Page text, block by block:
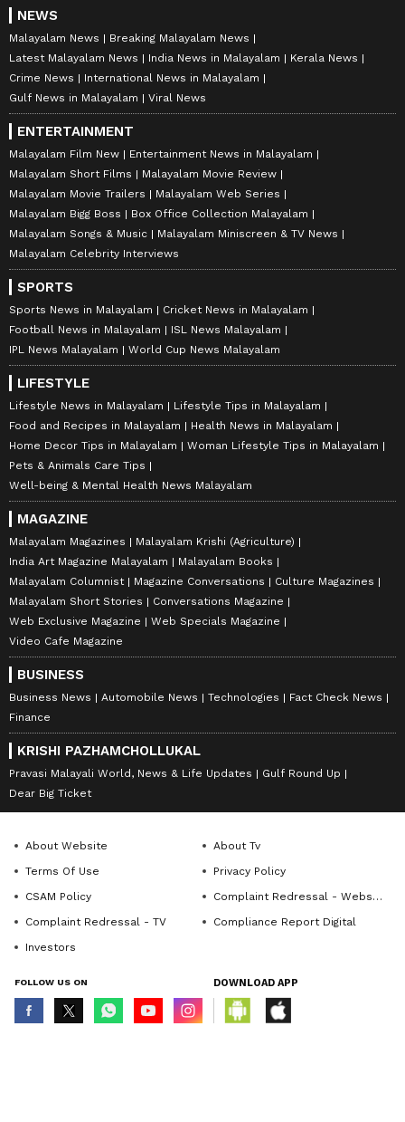
NEWS
Malayalam News
Breaking Malayalam News
Latest Malayalam News
India News in Malayalam
Kerala News
Crime News
International News in Malayalam
Gulf News in Malayalam
Viral News
ENTERTAINMENT
Malayalam Film New
Entertainment News in Malayalam
Malayalam Short Films
Malayalam Movie Review
Malayalam Movie Trailers
Malayalam Web Series
Malayalam Bigg Boss
Box Office Collection Malayalam
Malayalam Songs & Music
Malayalam Miniscreen & TV News
Malayalam Celebrity Interviews
SPORTS
Sports News in Malayalam
Cricket News in Malayalam
Football News in Malayalam
ISL News Malayalam
IPL News Malayalam
World Cup News Malayalam
LIFESTYLE
Lifestyle News in Malayalam
Lifestyle Tips in Malayalam
Food and Recipes in Malayalam
Health News in Malayalam
Home Decor Tips in Malayalam
Woman Lifestyle Tips in Malayalam
Pets & Animals Care Tips
Well-being & Mental Health News Malayalam
MAGAZINE
Malayalam Magazines
Malayalam Krishi (Agriculture)
India Art Magazine Malayalam
Malayalam Books
Malayalam Columnist
Magazine Conversations
Culture Magazines
Malayalam Short Stories
Conversations Magazine
Web Exclusive Magazine
Web Specials Magazine
Video Cafe Magazine
BUSINESS
Business News Automobile News Technologies
Fact Check News
Finance
KRISHI PAZHAMCHOLLUKAL
Pravasi Malayali World, News & Life Updates
Gulf Round Up
Dear Big Ticket
About Website
About Tv
Terms Of Use
Privacy Policy
CSAM Policy
Complaint Redressal - Website
Complaint Redressal - TV
Compliance Report Digital
Investors
FOLLOW US ON DOWNLOAD APP